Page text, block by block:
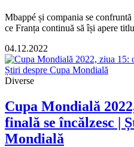
Mbappé și compania se
ce Franța continuă să își apere
04.12.2022
Diverse
Cupa Mondială
finală se încălzesc |
Mondială